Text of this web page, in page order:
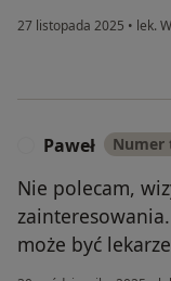
27 listopada 2025 • lek.
Paweł Numer
Nie polecam,
może być